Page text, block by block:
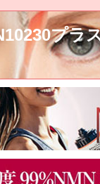
プラ